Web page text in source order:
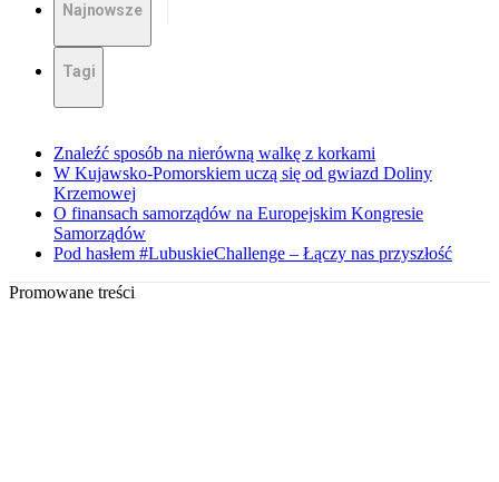
Najnowsze
Tagi
Znaleźć sposób na nierówną walkę z korkami
W Kujawsko-Pomorskiem uczą się od gwiazd Doliny
Krzemowej
O finansach samorządów na Europejskim Kongresie
Samorządów
Pod hasłem #LubuskieChallenge – Łączy nas przyszłość
Promowane treści